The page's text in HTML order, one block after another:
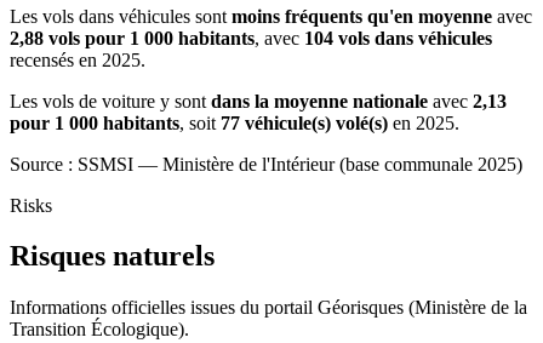
Les vols dans véhicules sont moins fréquents qu'en moyenne avec
2,88 vols pour 1 000 habitants, avec 104 vols dans véhicules
recensés en 2025.
Les vols de voiture y sont dans la moyenne nationale avec 2,13
pour 1 000 habitants, soit 77 véhicule(s) volé(s) en 2025.
Source : SSMSI — Ministère de l'Intérieur (base communale 2025)
Risks
Risques naturels
Informations officielles issues du portail Géorisques (Ministère de la
Transition Écologique).